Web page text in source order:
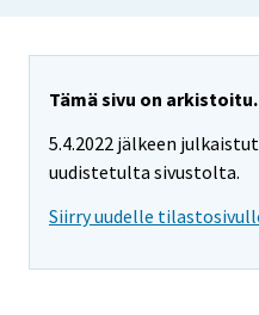
Tämä sivu on arkistoitu.
5.4.2022 jälkeen
uudistetulta sivustolta.
Siirry uudelle